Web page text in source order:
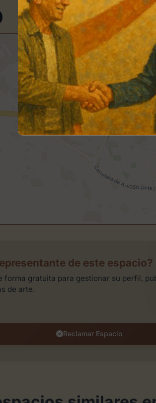
de este espacio?
forma gratuita para gestionar su perfil,
de arte.
Reclamar Espacio